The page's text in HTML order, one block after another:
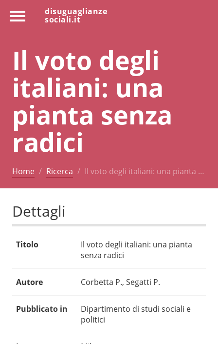
disuguaglianze
sociali.it
Il voto degli
italiani: una
pianta senza
radici
Home Ricerca Il voto degli italiani: una pianta …
Dettagli
Titolo
Il voto degli italiani: una pianta
senza radici
Autore Corbetta P., Segatti P.
Pubblicato in
Dipartimento di studi sociali e
politici